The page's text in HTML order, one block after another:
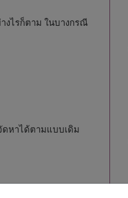
งไรก็ตาม ในบางกรณี
ดหาได้ตามแบบเดิม